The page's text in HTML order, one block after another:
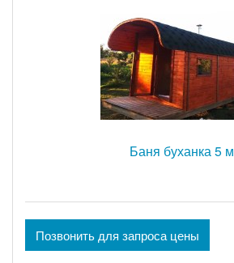
Баня буханка 5 м
Позвонить для запроса цены